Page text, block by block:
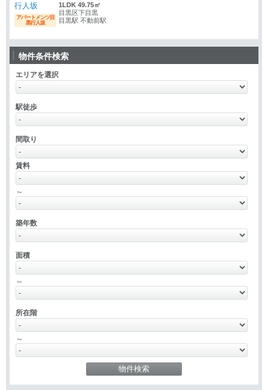
アパートメンツ目
黒行人坂
1LDK 49.75㎡
目黒区下目黒
目黒駅 不動前駅
物件条件検索
エリアを選択
駅徒歩
間取り
賃料
～
築年数
面積
～
所在階
～